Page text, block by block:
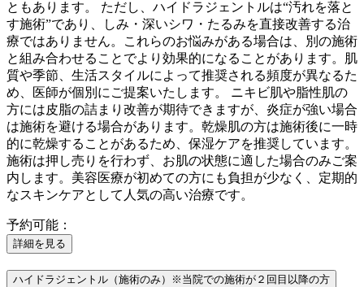
ともあります。 ただし、ハイドラジェントルは“汚れを落と
す施術”であり、しみ・深いシワ・たるみを直接改善する治
療ではありません。これらのお悩みがある場合は、別の施術
と組み合わせることでより効果的になることがあります。肌
質や季節、生活スタイルによって推奨される頻度が異なるた
め、医師が個別にご提案いたします。 ニキビ肌や脂性肌の
方には皮脂の詰まり改善が期待できますが、炎症が強い場合
は施術を避ける場合があります。乾燥肌の方は施術後に一時
的に乾燥することがあるため、保湿ケアを推奨しています。
施術は押し売りを行わず、お肌の状態に適した場合のみご案
内します。美容医療が初めての方にも負担が少なく、定期的
なスキンケアとして人気の高い治療です。
予約可能：
詳細を見る
ハイドラジェントル（施術のみ）※当院での施術が２回目以降の方